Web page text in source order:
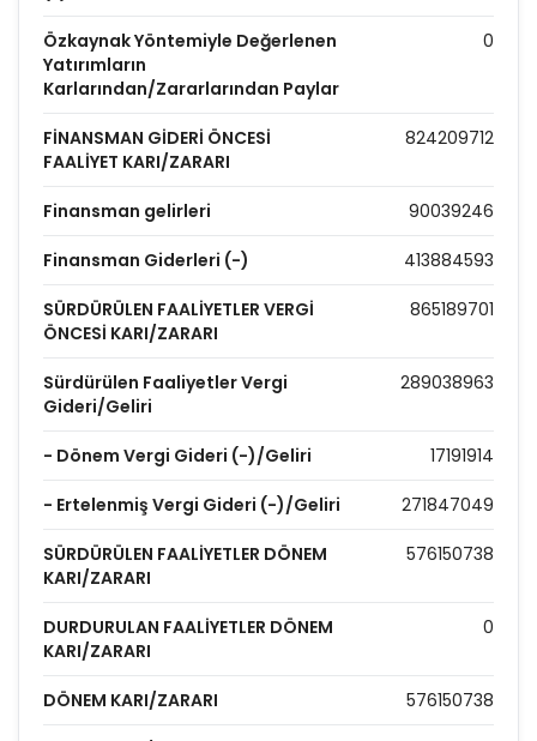
Özkaynak Yöntemiyle Değerlenen
Yatırımların
Karlarından/Zararlarından Paylar
0
FİNANSMAN GİDERİ ÖNCESİ
FAALİYET KARI/ZARARI
824209712
Finansman gelirleri 90039246
Finansman Giderleri (-) 413884593
SÜRDÜRÜLEN FAALİYETLER VERGİ
ÖNCESİ KARI/ZARARI
865189701
Sürdürülen Faaliyetler Vergi
Gideri/Geliri
289038963
- Dönem Vergi Gideri (-)/Geliri 17191914
- Ertelenmiş Vergi Gideri (-)/Geliri 271847049
SÜRDÜRÜLEN FAALİYETLER DÖNEM
KARI/ZARARI
576150738
DURDURULAN FAALİYETLER DÖNEM
KARI/ZARARI
0
DÖNEM KARI/ZARARI 576150738